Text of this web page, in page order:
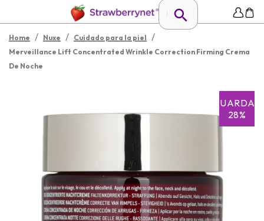
Home / Nuxe / Cuidado para la piel /
Merveillance Lift Concentrated Wrinkle Correction Firming Crema
De Noche
GUARDAR
28%